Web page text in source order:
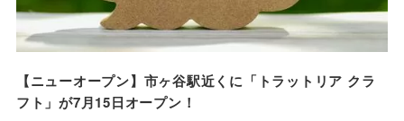
【ニューオープン】市ヶ谷駅近くに「トラットリア クラ
フト」が7月15日オープン！